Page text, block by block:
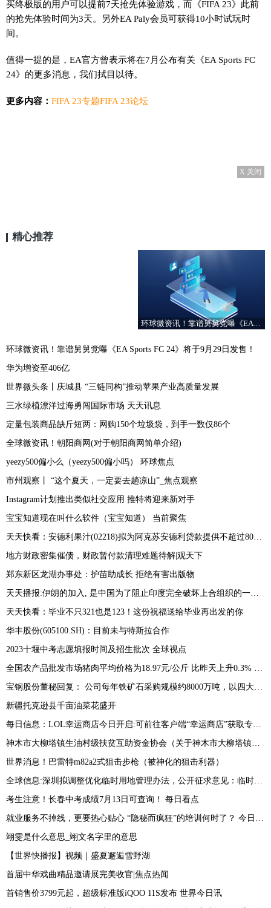
买终极版的用户可以提前7天抢先体验游戏，而《FIFA 23》此前
的抢先体验时间为3天。另外EA Paly会员可获得10小时试玩时
间。
值得一提的是，EA官方曾表示将在7月公布有关《EA Sports FC
24》的更多消息，我们拭目以待。
更多内容： FIFA 23专题FIFA 23论坛
X 关闭
精心推荐
环球微资讯！靠谱舅舅党曝《EA Sports FC 24》将于9月29日发售！
华为增资至406亿
世界微头条丨庆城县 “三链同构”推动苹果产业高质量发展
三水绿植漂洋过海勇闯国际市场 天天讯息
定量包装商品缺斤短两：网购150个垃圾袋，到手一数仅86个
全球微资讯！朝阳商网(对于朝阳商网简单介绍)
yeezy500偏小么（yeezy500偏小吗） 环球焦点
市州观察丨 “这个夏天，一定要去趟凉山”_焦点观察
Instagram计划推出类似社交应用 推特将迎来新对手
宝宝知道现在叫什么软件（宝宝知道） 当前聚焦
地方财政密集催债，财政暂付款清理难题待解|观天下
郑东新区龙湖办事处：护苗助成长 拒绝有害出版物
天天快看：毕业不只321也是123！这份祝福送给毕业再出发的你
华丰股份(605100.SH)：目前未与特斯拉合作
2023十堰中考志愿填报时间及招生批次 全球视点
新疆托克逊县千亩油菜花盛开
世界消息！巴雷特m82a2式狙击步枪（被神化的狙击利器）
考生注意！长春中考成绩7月13日可查询！ 每日看点
翊雯是什么意思_翊文名字里的意思
【世界快播报】视频｜盛夏邂逅雪野湖
首届中华戏曲精品邀请展完美收官|焦点热闻
首销售价3799元起，超级标准版iQOO 11S发布 世界今日讯